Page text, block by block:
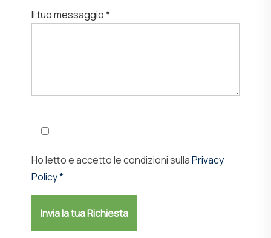
Il tuo messaggio *
Ho letto e accetto le condizioni sullaPrivacy
Policy *